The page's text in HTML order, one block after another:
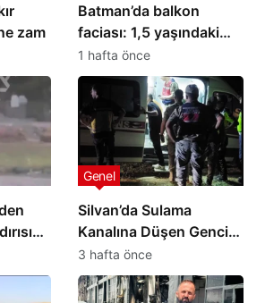
zam
Batman’da balkon
faciası: 1,5 yaşındaki
bebek hayatını kaybetti
1 hafta önce
Silvan’da Sulama
Kanalına Düşen Gencin
Cansız Bedenine 4,5
Saat Sonra Ulaşıldı
Genel
3 hafta önce